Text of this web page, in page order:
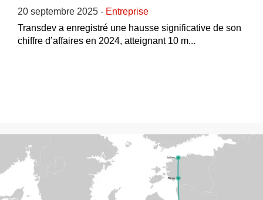
20 septembre 2025 - Entreprise
Transdev a enregistré une hausse significative de son
chiffre d’affaires en 2024, atteignant 10 m...